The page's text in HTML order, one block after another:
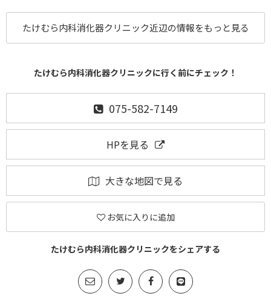
たけむら内科消化器クリニック近辺の情報をもっと見る
たけむら内科消化器クリニックに行く前にチェック！
075-582-7149
HPを見る
大きな地図で見る
お気に入りに追加
たけむら内科消化器クリニックをシェアする